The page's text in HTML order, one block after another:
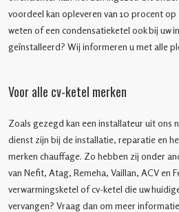
voordeel kan opleveren van 10 procent
weten of een condensatieketel ook bij uw
geïnstalleerd? Wij informeren u met alle
Voor alle cv-ketel merken
Zoals gezegd kan een installateur uit ons
dienst zijn bij de installatie, reparatie en
merken chauffage. Zo hebben zij onder
van Nefit, Atag, Remeha, Vaillan, ACV en
verwarmingsketel of cv-ketel die uw
vervangen? Vraag dan om meer